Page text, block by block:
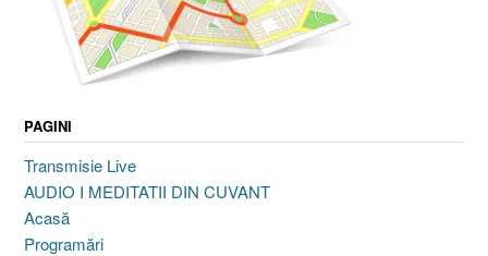
PAGINI
Transmisie Live
AUDIO I MEDITATII DIN CUVANT
Acasă
Programări